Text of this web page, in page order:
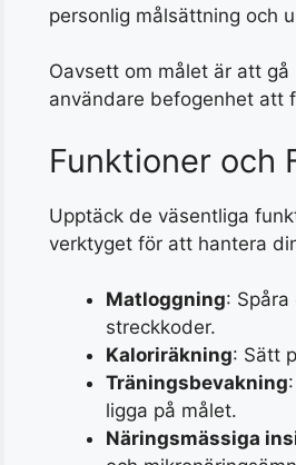
personlig målsättning och
Oavsett om målet är att
användare befogenhet att
Funktioner och
Upptäck de väsentliga
verktyget för att hantera
Matloggning:
streckkoder.
Kaloriräkning: Sätt
Träningsbevakning
ligga på målet.
Näringsmässiga